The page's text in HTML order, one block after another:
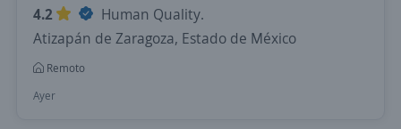
4.2
Human Quality.
Atizapán de Zaragoza, Estado de México
Remoto
Ayer